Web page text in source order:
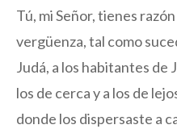
Tú, mi Señor, tienes
vergüenza, tal como
Judá, a los habitantes de
los de cerca y a los de
donde los dispersaste a